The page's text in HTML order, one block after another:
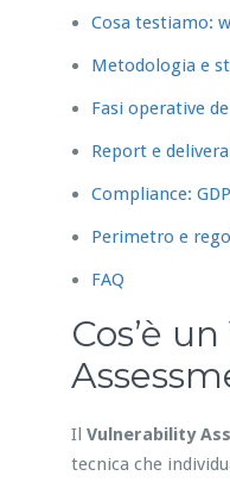
Cosa testiamo:
Metodologia e
Fasi operative
Report e
Compliance:
Perimetro e
FAQ
Cos’è
Il Vulnerability
tecnica che